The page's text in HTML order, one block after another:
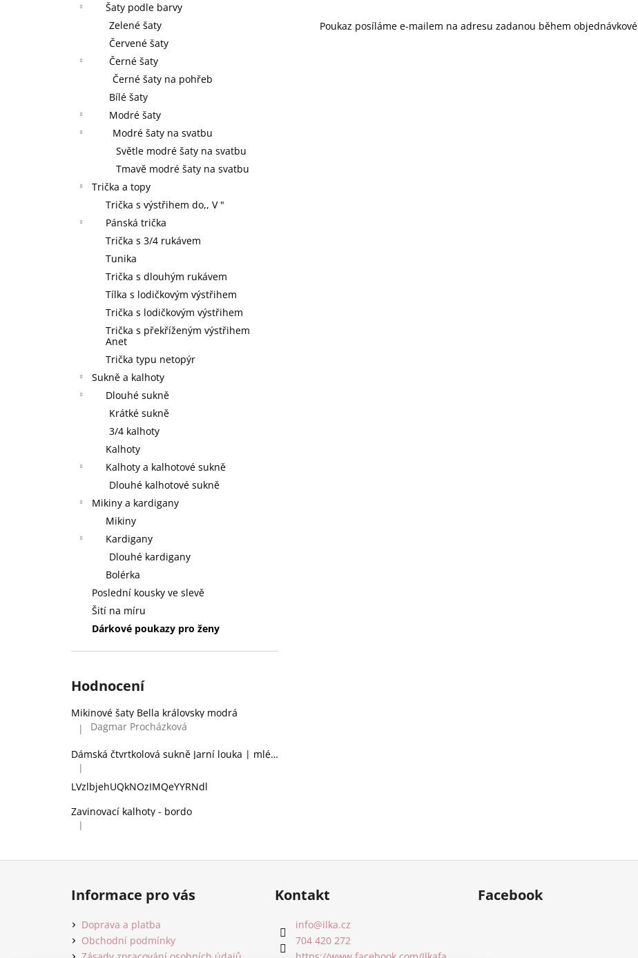
Šaty podle barvy
Zelené šaty
Červené šaty
Černé šaty
Černé šaty na pohřeb
Bílé šaty
Modré šaty
Modré šaty na svatbu
Světle modré šaty na svatbu
Tmavě modré šaty na svatbu
Trička a topy
Trička s výstřihem do,, V "
Pánská trička
Trička s 3/4 rukávem
Tunika
Trička s dlouhým rukávem
Tílka s lodičkovým výstřihem
Trička s lodičkovým výstřihem
Trička s překříženým výstřihem
Anet
Trička typu netopýr
Sukně a kalhoty
Dlouhé sukně
Krátké sukně
3/4 kalhoty
Kalhoty
Kalhoty a kalhotové sukně
Dlouhé kalhotové sukně
Mikiny a kardigany
Mikiny
Kardigany
Dlouhé kardigany
Bolérka
Poslední kousky ve slevě
Šití na míru
Dárkové poukazy pro ženy
Hodnocení
Mikinové šaty Bella královsky modrá
Hodnocení produktu je 5 z 5 hvězdiček.
| Dagmar Procházková
Dámská čtvrtkolová sukně Jarní louka | mléčné hedvábí
Hodnocení produktu je 2 z 5 hvězdiček.
|
LVzlbjehUQkNOzIMQeYYRNdl
Zavinovací kalhoty - bordo
Hodnocení produktu je 5 z 5 hvězdiček.
|
Poukaz posíláme e-mailem na adresu zadanou během
Z
Informace pro vás
Doprava a platba
Obchodní podmínky
Kontakt
info@ilka.cz
704 420 272
Facebook